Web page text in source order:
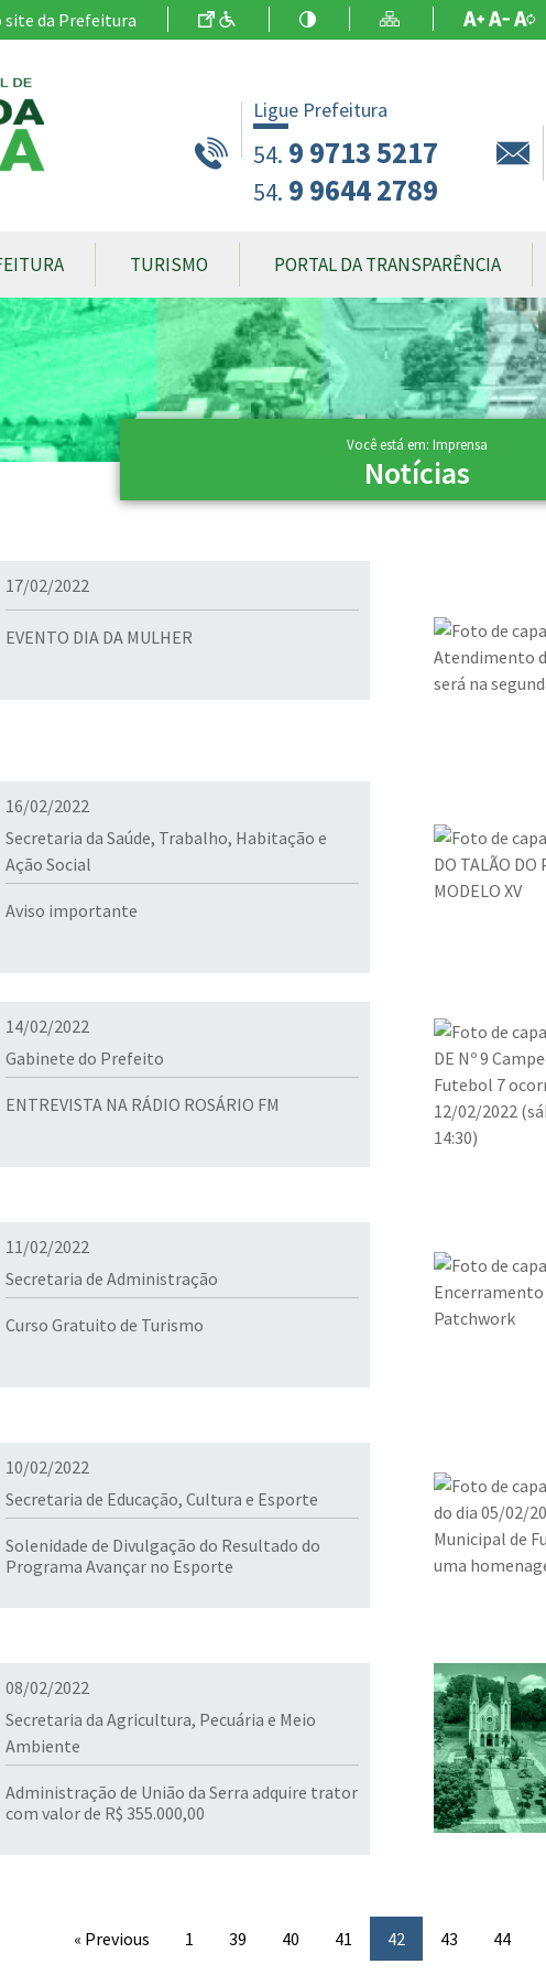
site da Prefeitura Ir para o Conteúdo
AcessibilidadeAlto ContrasteMapa do Site
Ligue Prefeitura
54. 9 9713 5217
54. 9 9644 2789
TURISMO PORTAL DA TRANSPARÊNCIA
Você está em: Imprensa
Notícias
17/02/2022
EVENTO DIA DA MULHER
16/02/2022
Secretaria da Saúde, Trabalho, Habitação e
Ação Social
Aviso importante
14/02/2022
Gabinete do Prefeito
ENTREVISTA NA RÁDIO ROSÁRIO FM
11/02/2022
Secretaria de Administração
Curso Gratuito de Turismo
10/02/2022
Secretaria de Educação, Cultura e Esporte
Solenidade de Divulgação do Resultado do
Programa Avançar no Esporte
08/02/2022
Secretaria da Agricultura, Pecuária e Meio
Ambiente
Administração de União da Serra adquire trator
com valor de R$ 355.000,00
« Previous 1 39 40 41 42 43 44